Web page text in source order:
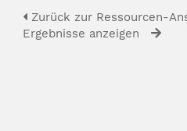
Zurück zur Ressourcen-
Ergebnisse anzeigen